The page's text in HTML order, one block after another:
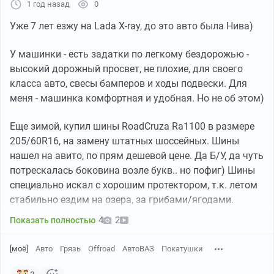
года выпускается Логан третьего поколения)).
В итоге, получился всем известный Xray. Машина в
целом довольно неплохая. А в кросс-варианте
выглядит очень даже приятно, в отличие от обычной
версии. Но спросом машина не пользовалась,
поскольку являлась перелицованным Рено Сандеро.
Разница была лишь во внешности и в подрамнике (у
Xray он свой и с Сандеро не взаимозаменяемый).
Потому ее сняли с производства.
Так вот Азимут это первоначальный вариант,
построенный на Lada B, который является в сущности
тем самым не случившимся Xray.
Поскольку Lada B не предполагает полного привода,
его предшественник Xray. А поскольку он спросом не
пользовался, то и "новинку" ждёт та же участь. Проект
1 год назад 0
Уже 7 лет езжу на Lada X-ray, до это авто была Нива)
У машинки - есть задатки по легкому бездорожью -
высокий дорожный просвет, не плохие, для своего
класса авто, свесы бамперов и ходы подвески. Для
меня - машинка комфортная и удобная. Но не об этом)
Еще зимой, купил шины RoadCruza Ra1100 в размере
205/60R16, на замену штатных шоссейных. Шины
нашел на авито, по прям дешевой цене. Да Б/У, да чуть
потрескалась боковина возле букв.. но пофиг) Шины
специально искал с хорошим протектором, т.к. летом
стабильно ездим на озера, за грибами/ягодами.
Показать полностью 4 2
[моё] Авто Грязь Offroad АвтоВАЗ Покатушки